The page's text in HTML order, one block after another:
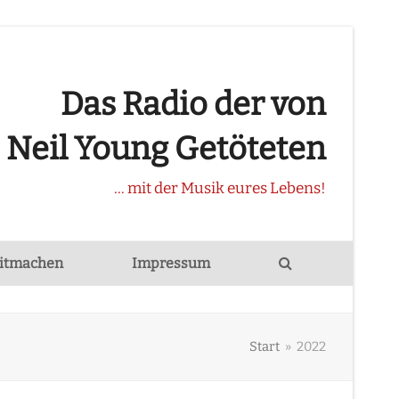
Das Radio der von
Neil Young Getöteten
... mit der Musik eures Lebens!
Impressum
Start » 2022